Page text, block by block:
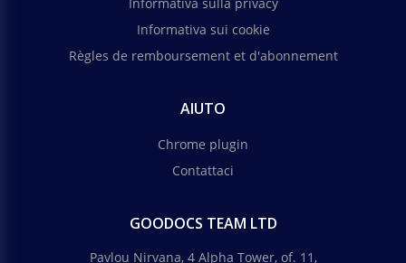
Informativa sulla privacy
Informativa sui cookie
Règles de remboursement et d'abonnement
AIUTO
Chrome plugin
Contattaci
GOODOCS TEAM LTD
Pavlou Nirvana, 4 Alpha Tower, of. 11,